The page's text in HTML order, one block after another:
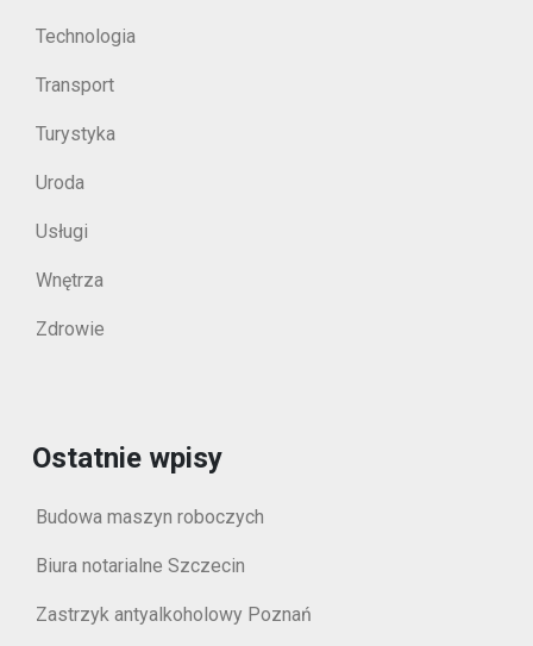
Technologia
Transport
Turystyka
Uroda
Usługi
Wnętrza
Zdrowie
Ostatnie wpisy
Budowa maszyn roboczych
Biura notarialne Szczecin
Zastrzyk antyalkoholowy Poznań